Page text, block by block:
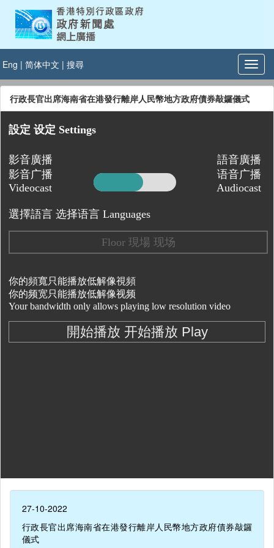
Eng | 简体中文 | 搜尋
行政長官出席海南省在港發行離岸人民幣地方政府債券敲鑼儀式
27-10-2022
行政長官出席海南省在港發行離岸人民幣地方政府債券敲鑼
儀式